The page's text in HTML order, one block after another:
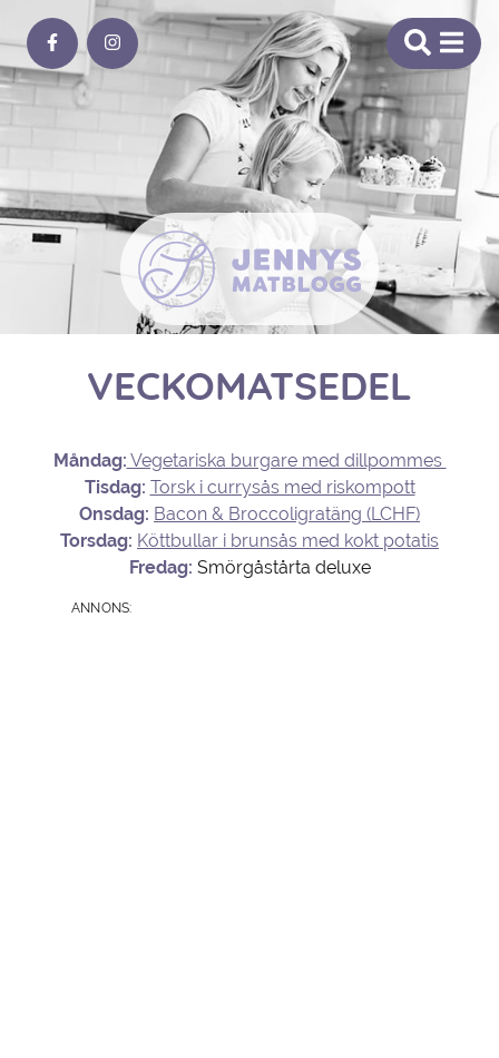
VECKOMATSEDEL
Måndag: Vegetariska burgare med dillpommes
Tisdag: Torsk i currysås med riskompott
Onsdag: Bacon & Broccoligratäng (LCHF)
Torsdag: Köttbullar i brunsås med kokt potatis
Fredag: Smörgåstårta deluxe